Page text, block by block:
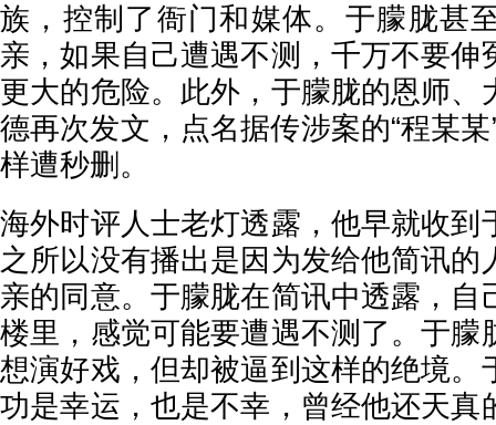
族，控制了衙门和媒体。于朦胧甚
亲，如果自己遭遇不测，千万不要伸
更大的危险。此外，于朦胧的恩师、
德再次发文，点名据传涉案的“程某
样遭秒删。
海外时评人士老灯透露，他早就收到
之所以没有播出是因为发给他简讯的
亲的同意。于朦胧在简讯中透露，自
楼里，感觉可能要遭遇不测了。于朦
想演好戏，但却被逼到这样的绝境。
功是幸运，也是不幸，曾经他还天真